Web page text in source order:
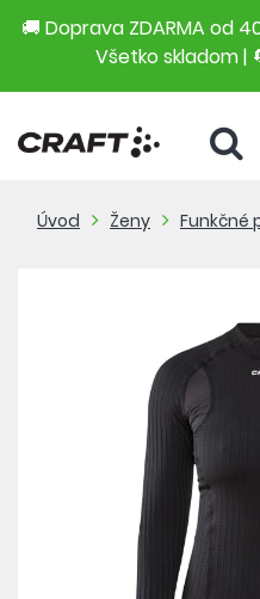
🚚 Doprava ZDARMA od
Všetko skladom |
Úvod Ženy Funkčné